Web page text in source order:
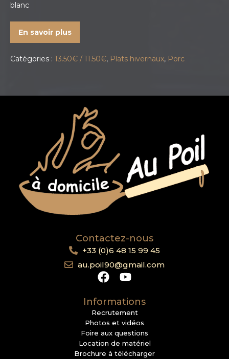
blanc
En savoir plus
Catégories : 13.50€ / 11.50€, Plats hivernaux, Porc
Contactez-nous
+33 (0)6 48 15 99 45
au.poil90@gmail.com
Informations
Recrutement
Photos et vidéos
Foire aux questions
Location de matériel
Brochure à télécharger